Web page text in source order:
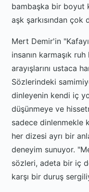
bambaşka bir boyut
aşk şarkısından çok
Mert Demir'in
insanın karmaşık
arayışlarını ustaca
Sözlerindeki
dinleyenin kendi iç
düşünmeye ve
sadece dinlenmekle
her dizesi ayrı bir
deneyim sunuyor.
sözleri, adeta bir iç
karşı bir duruş